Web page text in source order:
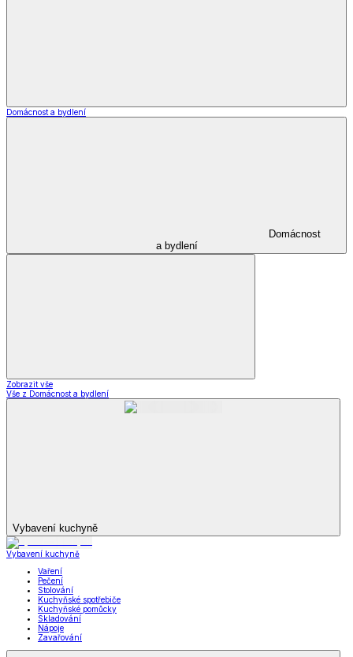
Domácnost a bydlení
Domácnost
a bydlení
Zobrazit vše
Vše z Domácnost a bydlení
Vybavení kuchyně
Vybavení kuchyně
Vaření
Pečení
Stolování
Kuchyňské spotřebiče
Kuchyňské pomůcky
Skladování
Nápoje
Zavařování